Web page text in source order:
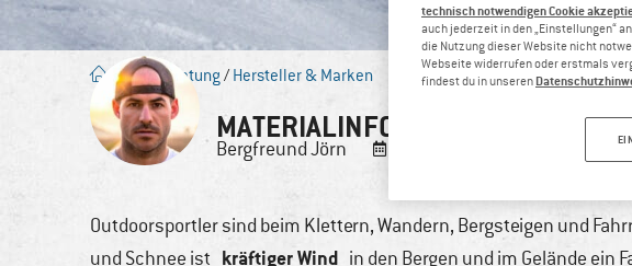
Blog/Beratung /Hersteller & Marken
MATERIALINFO: GORE-TEX
BergfreundJörn
Outdoorsportler sind beim Klettern, Wandern, Bergsteigen und
und Schnee ist kräftiger Wind in den Bergen und im Gelände
technisch notwendigen Cookie
auch jederzeit in den „Einstellungen“
die Nutzung dieser Website nicht
Webseite widerrufen oder erstmals
findest du in unseren